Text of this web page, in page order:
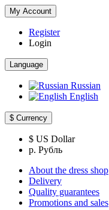
My Account
Register
Login
Language
Russian
English
$ Currency
$ US Dollar
р. Рубль
About the dress shop
Delivery
Quality guarantees
Promotions and sales